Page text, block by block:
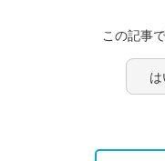
この記事